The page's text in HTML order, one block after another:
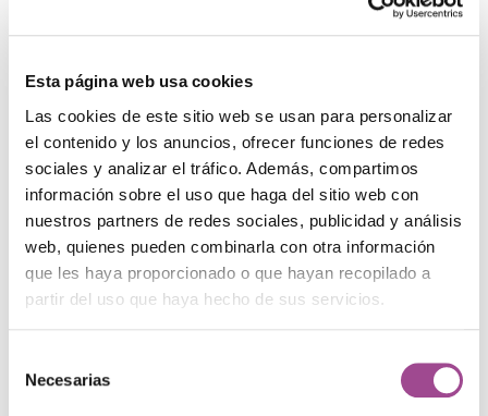
Esta página web usa cookies
Las cookies de este sitio web se usan para personalizar
el contenido y los anuncios, ofrecer funciones de redes
sociales y analizar el tráfico. Además, compartimos
información sobre el uso que haga del sitio web con
nuestros partners de redes sociales, publicidad y análisis
web, quienes pueden combinarla con otra información
que les haya proporcionado o que hayan recopilado a
partir del uso que haya hecho de sus servicios.
Necesarias
Programación web